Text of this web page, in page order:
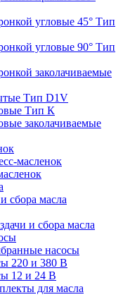
угловые 45° Тип
угловые 90° Тип
заколачиваемые
Тип D1V
Тип К
заколачиваемые
масленок
сбора масла
и сбора масла
насосы
220 и 380 В
12 и 24 В
для масла